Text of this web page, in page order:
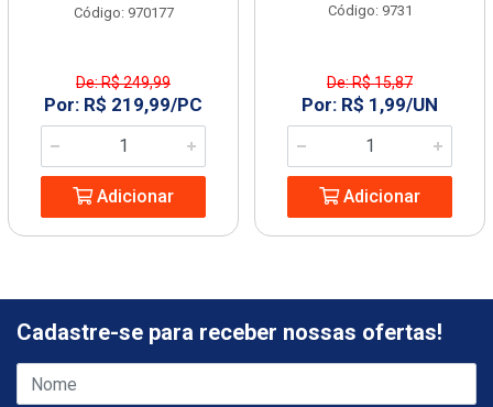
Código: 970177
De: R$ 249,99
Por: R$ 219,99/PC
Adicionar
Código: 9731
De: R$ 15,87
Por: R$ 1,99/UN
Adicionar
Cadastre-se para receber nossas ofertas!